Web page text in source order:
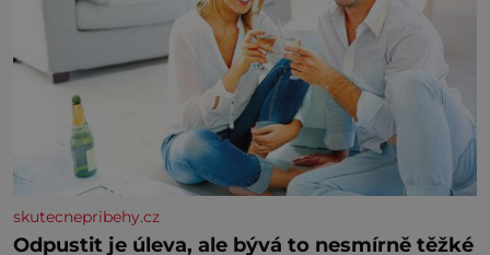
skutecnepribehy.cz
Odpustit je úleva, ale bývá to nesmírně těžké